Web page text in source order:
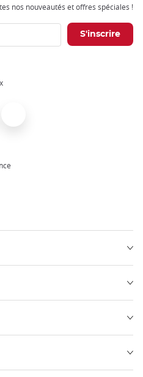
nos nouveautés et offres spéciales !